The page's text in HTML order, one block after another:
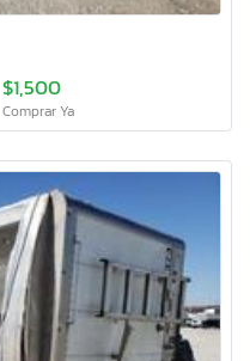
$1,500
Comprar Ya